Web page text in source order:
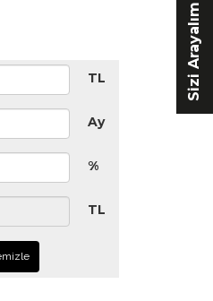
TL
Ay
%
TL
Sizi Arayalım